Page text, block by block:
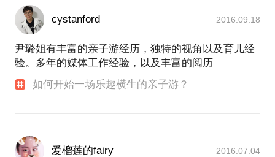
cystanford 2016.09.18
尹璐姐有丰富的亲子游经历，独特的视角以及育儿经
验。多年的媒体工作经验，以及丰富的阅历
如何开始一场乐趣横生的亲子游？
爱榴莲的fairy 2016.07.04